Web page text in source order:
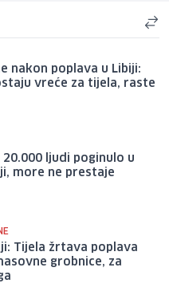
nakon poplava u Libiji:
vreće za tijela, raste
ljudi poginulo u
more ne prestaje
Tijela žrtava poplava
grobnice, za